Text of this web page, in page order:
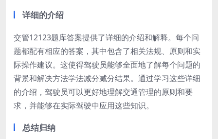
详细的介绍
交管12123题库答案提供了详细的介绍和解释。每个问
题都配有相应的答案，其中包含了相关法规、原则和实
际操作建议。这使得驾驶员能够全面地了解每个问题的
背景和解决方法学法减分减分结果。通过学习这些详细
的介绍，驾驶员可以更好地理解交通管理的原则和要
求，并能够在实际驾驶中应用这些知识。
总结归纳